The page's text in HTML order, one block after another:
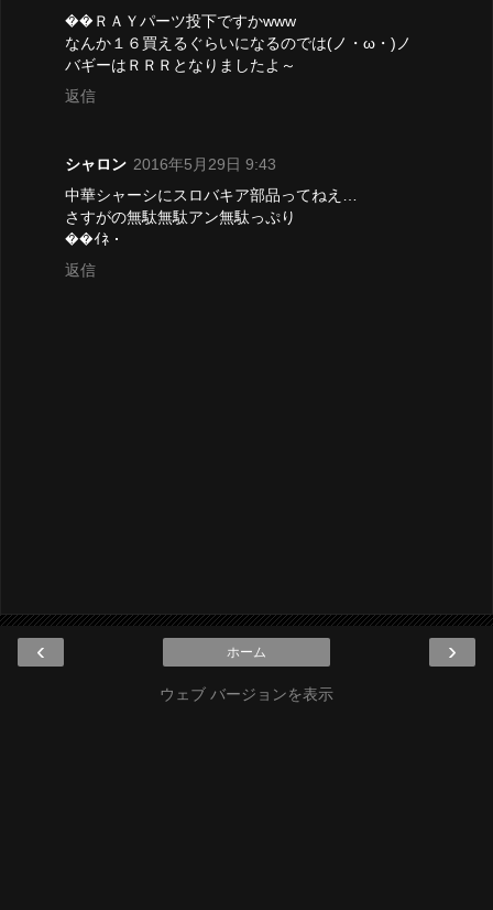
��ＲＡＹパーツ投下ですかwww
なんか１６買えるぐらいになるのでは(ノ・ω・)ノ
バギーはＲＲＲとなりましたよ～
返信
シャロン 2016年5月29日 9:43
中華シャーシにスロバキア部品ってねえ…
さすがの無駄無駄アン無駄っぷり
��ｲﾈ・
返信
‹ ›
ホーム
ウェブ バージョンを表示